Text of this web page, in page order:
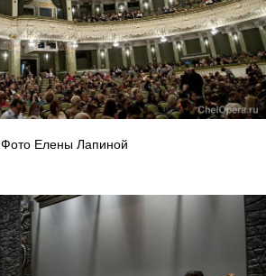
Фото Елены Лапиной